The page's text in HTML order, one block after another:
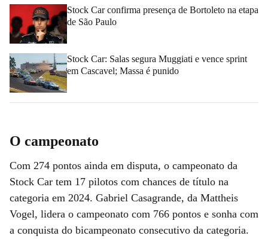
Stock Car confirma presença de Bortoleto na etapa
de São Paulo
Stock Car: Salas segura Muggiati e vence sprint
em Cascavel; Massa é punido
O campeonato
Com 274 pontos ainda em disputa, o campeonato da
Stock Car tem 17 pilotos com chances de título na
categoria em 2024. Gabriel Casagrande, da Mattheis
Vogel, lidera o campeonato com 766 pontos e sonha com
a conquista do bicampeonato consecutivo da categoria.